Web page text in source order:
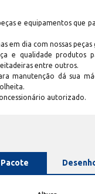
e equipamentos que
em dia com nossas peças
e qualidade produtos
entre outros.
manutenção dá sua
autorizado.